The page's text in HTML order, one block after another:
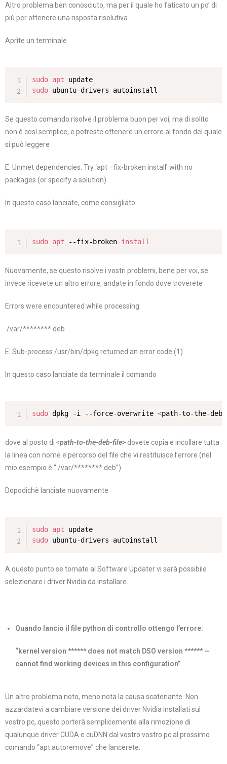
Altro problema ben conosciuto, ma per il quale ho faticato un po’ di
più per ottenere una risposta risolutiva.
Aprite un terminale
sudo apt
sudo ubuntu-drivers autoinstall
Se questo comando risolve il problema buon per voi, ma di solito
non è così semplice, e potreste ottenere un errore al fondo del quale
si può leggere
E: Unmet dependencies. Try ‘apt –fix-broken install’ with no
packages (or specify a solution).
In questo caso lanciate, come consigliato
sudo apt --fix-broken install
Nuovamente, se questo risolve i vostri problemi, bene per voi, se
invece ricevete un altro errore, andate in fondo dove troverete
Errors were encountered while processing:
/var/********.deb
E: Sub-process /usr/bin/dpkg returned an error code (1)
In questo caso lanciate da terminale il comando
sudo dpkg -i --force-overwrite <path-to-the-
dove al posto di <path-to-the-deb-file> dovete copia e incollare tutta
la linea con nome e percorso del file che vi restituisce l’errore (nel
mio esempio è “ /var/********.deb”).
Dopodichè lanciate nuovamente
sudo apt
sudo ubuntu-drivers autoinstall
A questo punto se tornate al Software Updater vi sarà possibile
selezionare i driver Nvidia da installare.
Quando lancio il file python di controllo ottengo l’errore:
“kernel version ****** does not match DSO version ****** —
cannot find working devices in this configuration”
Un altro problema noto, meno nota la causa scatenante. Non
azzardatevi a cambiare versione dei driver Nvidia installati sul
vostro pc, questo porterà semplicemente alla rimozione di
qualunque driver CUDA e cuDNN dal vostro vostro pc al prossimo
comando “apt autoremove” che lancerete.